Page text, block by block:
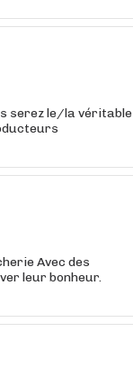
serez le/la véritable
Avec des
leur bonheur.